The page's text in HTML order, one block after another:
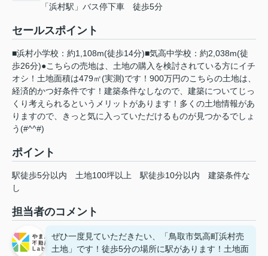
「浜村駅」バス停下車 徒歩5分
セールスポイント
■浜村小学校：約1,108m(徒歩14分)■気高中学校：約2,038m(徒
歩26分)●こちらの売地は、土地の購入を検討されている方にイチ
オシ！土地面積は479㎡(実測)です！900万円のこちらの土地は、
経済的かつ好条件です！建築条件なしなので、建築についてじっ
くり考えられるというメリットがあります！多くの土地情報があ
りますので、きっと気に入っていただけるものが見つかるでしょ
う(#^^#)
ポイント
駅徒歩5分以内 土地100坪以上 駅徒歩10分以内
建築条件な
し
担当者のコメント
ぜひ一度見ていただきたい、「鳥取市気高町浜村売
土地」です！徒歩5分の場所に駅があります！土地面